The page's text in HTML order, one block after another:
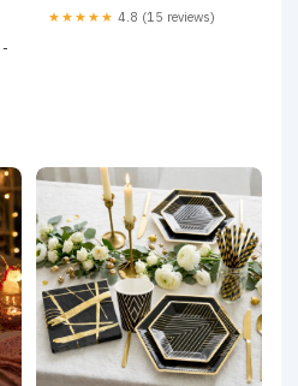
★★★★★ 4.8 (15 reviews)